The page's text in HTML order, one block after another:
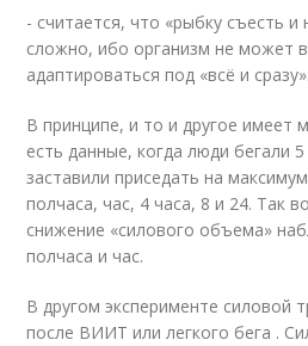
- считается, что «рыбку съесть и
сложно, ибо организм не может
адаптироваться под «всё и сразу».
В принципе, и то и другое имеет
есть данные, когда люди бегали
заставили приседать на
полчаса, час, 4 часа, 8 и 24. Так
снижение «силового объема»
полчаса и час.
В другом эксперименте силовой
после ВИИТ или легкого бега .